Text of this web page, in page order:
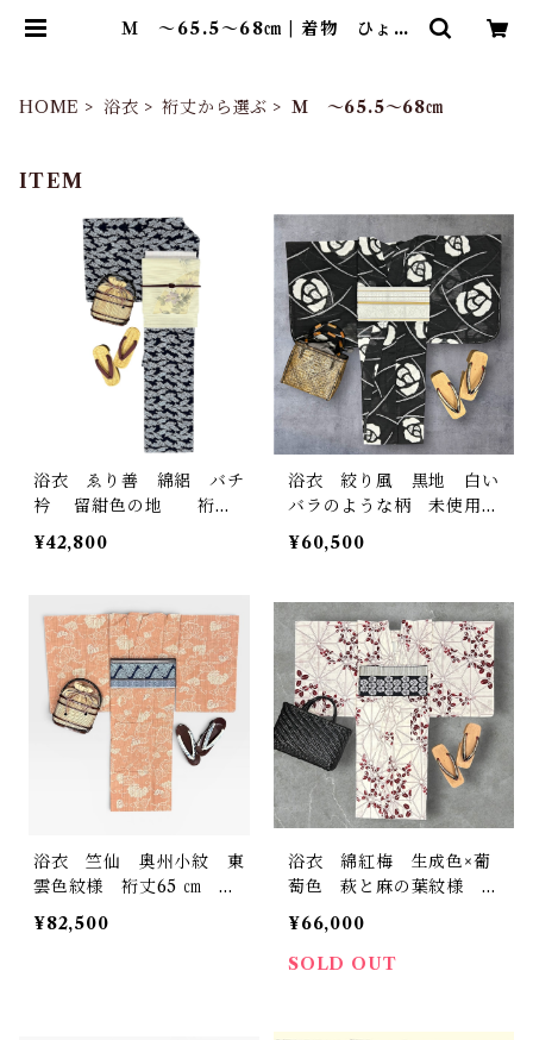
Ｍ ～65.5～68㎝ | 着物 ひょう
HOME 浴衣 裄丈から選ぶ Ｍ ～65.5～68㎝
ITEM
浴衣 ゑり善 綿絽 バチ
衿 留紺色の地 裄丈6
5㎝ K4711
¥42,800
浴衣 絞り風 黒地 白い
バラのような柄 未使用
品 裄丈66.5㎝ K7187
¥60,500
浴衣 竺仙 奥州小紋 東
雲色紋様 裄丈65 ㎝ K7
186
¥82,500
浴衣 綿紅梅 生成色×葡
萄色 萩と麻の葉紋様 裄
丈67.5 ㎝ K6844
¥66,000
SOLD OUT